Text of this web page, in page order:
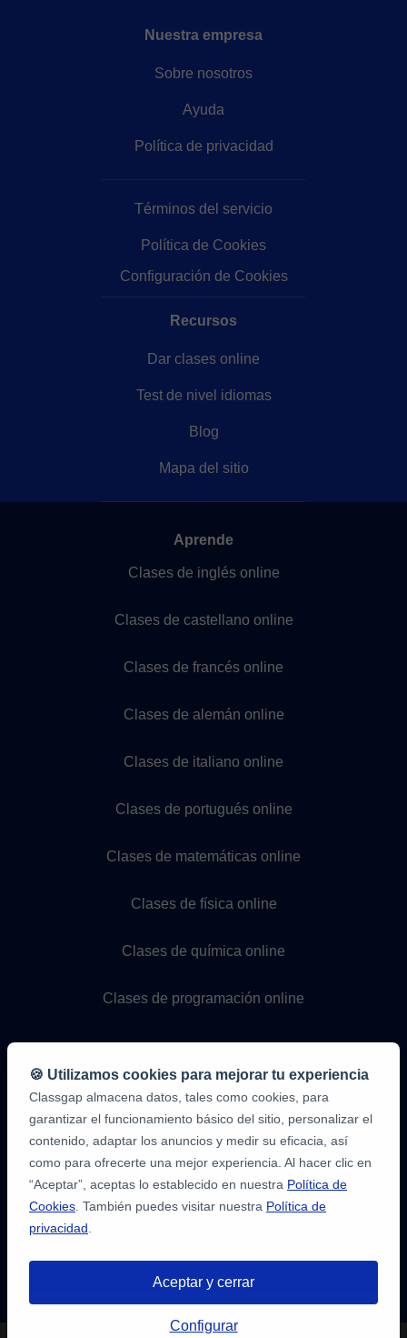
min. para encontrar profesor.
Nuestra empresa
Sobre nosotros
Ayuda
Política de privacidad
Términos del servicio
Política de Cookies
Configuración de Cookies
Recursos
Dar clases online
Test de nivel idiomas
Blog
Mapa del sitio
Aprende
Clases de inglés online
Clases de castellano online
Clases de francés online
Clases de alemán online
Clases de italiano online
Clases de portugués online
Clases de matemáticas online
Clases de física online
Clases de química online
Clases de programación online
9,6/10
1.339.284
opiniones
verificadas.com
🍪 Utilizamos cookies para mejorar tu experiencia
Classgap almacena datos, tales como cookies, para
garantizar el funcionamiento básico del sitio, personalizar el
contenido, adaptar los anuncios y medir su eficacia, así
como para ofrecerte una mejor experiencia. Al hacer clic en
“Aceptar”, aceptas lo establecido en nuestra Política de
Cookies . También puedes visitar nuestra Política de
privacidad
Aceptar y cerrar
Configurar